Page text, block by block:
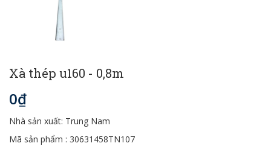
Xà thép u160 - 0,8m
0₫
Nhà sản xuất: Trung Nam
Mã sản phẩm : 30631458TN107